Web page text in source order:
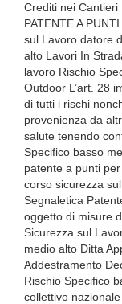
Crediti nei Cantieri
PATENTE A
sul Lavoro datore
alto Lavori In
lavoro Rischio
Outdoor L’art. 28
di tutti i rischi
provenienza da
salute tenendo
Specifico basso
patente a punti
corso sicurezza
Segnaletica
oggetto di misure
Sicurezza sul
medio alto Ditta
Addestramento
Rischio Specifico
collettivo